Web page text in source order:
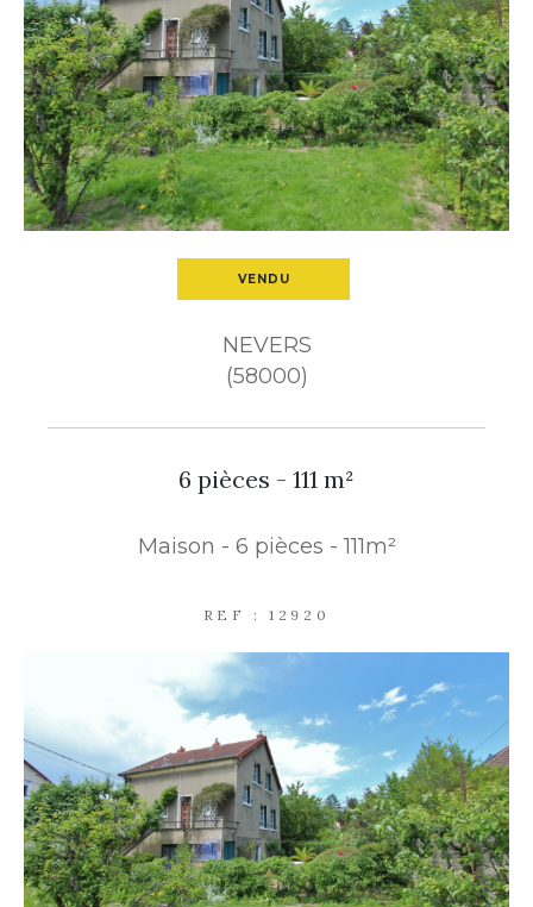
VENDU
NEVERS
(58000)
6 pièces - 111 m²
Maison - 6 pièces - 111m²
REF : 12920
Pièces
1 2 3 4 5+
CRITÈRES
TERRASSE
FILTRER PAR
COUPS DE COEUR EXCLUSIVITÉS NOUVEAUTÉS
RECHERCHER